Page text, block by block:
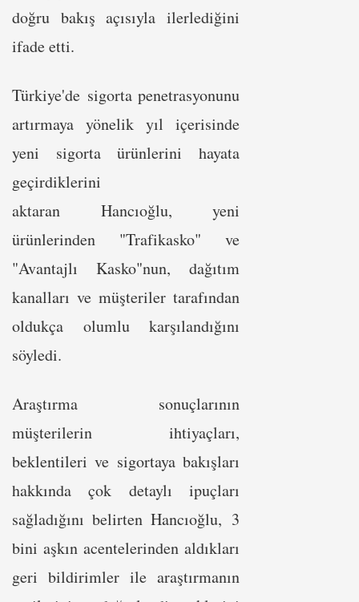
doğru bakış açısıyla ilerlediğini
ifade etti.
Türkiye'de sigorta penetrasyonunu
artırmaya yönelik yıl içerisinde
yeni sigorta ürünlerini hayata
geçirdiklerini
aktaran Hancıoğlu, yeni
ürünlerinden "Trafikasko" ve
"Avantajlı Kasko"nun, dağıtım
kanalları ve müşteriler tarafından
oldukça olumlu karşılandığını
söyledi.
Araştırma sonuçlarının
müşterilerin ihtiyaçları,
beklentileri ve sigortaya bakışları
hakkında çok detaylı ipuçları
sağladığını belirten Hancıoğlu, 3
bini aşkın acentelerinden aldıkları
geri bildirimler ile araştırmanın